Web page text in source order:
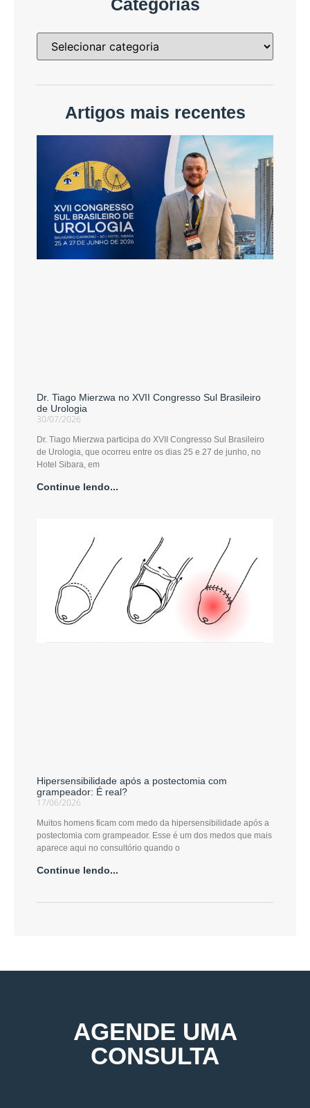
Categorias
Artigos mais recentes
Dr. Tiago Mierzwa no XVII Congresso Sul Brasileiro
de Urologia
30/07/2026
Dr. Tiago Mierzwa participa do XVII Congresso Sul Brasileiro
de Urologia, que ocorreu entre os dias 25 e 27 de junho, no
Hotel Sibara, em
Continue lendo...
Hipersensibilidade após a postectomia com
grampeador: É real?
17/06/2026
Muitos homens ficam com medo da hipersensibilidade após a
postectomia com grampeador. Esse é um dos medos que mais
aparece aqui no consultório quando o
Continue lendo...
AGENDE UMA
CONSULTA